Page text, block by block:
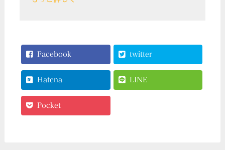
Facebook twitter
Hatena LINE
Pocket